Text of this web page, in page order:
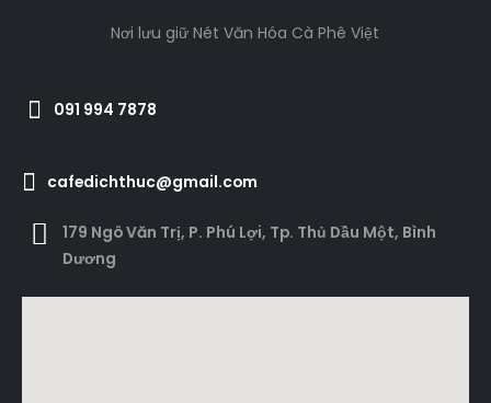
Nơi lưu giữ Nét Văn Hóa Cà Phê Việt
091 994 7878
cafedichthuc@gmail.com
179 Ngô Văn Trị, P. Phú Lợi, Tp. Thủ Dầu Một, Bình
Dương